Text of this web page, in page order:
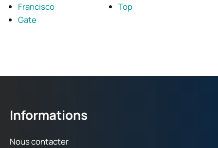
Francisco
Gate
Top
Informations
Nous contacter